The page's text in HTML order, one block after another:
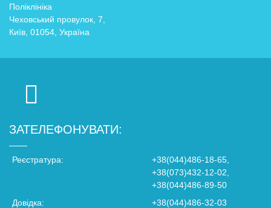
Поліклініка
Чеховський провулок, 7,
Київ, 01054, Україна
ЗАТЕЛЕФОНУВАТИ:
Реєстратура:
+38(044)486-18-65,
+38(073)432-12-02,
+38(044)486-89-50
Довідка:
+38(044)486-32-03